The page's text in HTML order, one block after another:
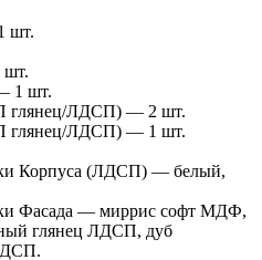
шт.
1 шт.
глянец/ЛДСП) — 2 шт.
глянец/ЛДСП) — 1 шт.
Корпуса (ЛДСП) — белый,
Фасада — миррис софт МДФ,
глянец ЛДСП, дуб